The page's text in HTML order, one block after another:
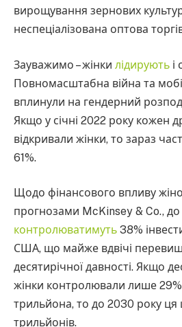
вирощування зернових
неспеціалізована оптова
Зауважимо – жінки лідирують і
Повномасштабна війна та
вплинули на гендерний
Якщо у січні 2022 року кожен
відкривали жінки, то зараз
61%.
Щодо фінансового впливу
прогнозами McKinsey & Co.,
контролюватимуть 38%
США, що майже вдвічі
десятирічної давності. Якщо
жінки контролювали лише 29%
трильйона, то до 2030 року
трильйонів.